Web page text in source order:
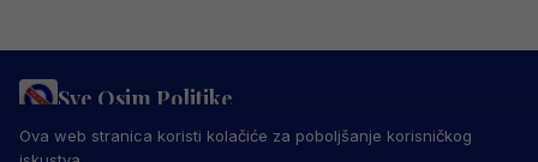
Sve Osim Politike
PRAVILA PRIVATNOSTI MARKETING
USLOVI KORIŠTENJA
IMPRESSUM
Ova web stranica koristi kolačiće za poboljšanje korisničkog